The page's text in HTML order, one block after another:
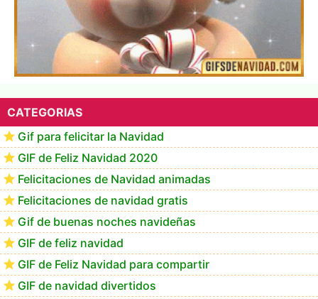
Feliz Navidad Calimera
CATEGORIAS
Gif para felicitar la Navidad
GIF de Feliz Navidad 2020
Felicitaciones de Navidad animadas
Felicitaciones de navidad gratis
Gif de buenas noches navideñas
GIF de feliz navidad
GIF de Feliz Navidad para compartir
GIF de navidad divertidos